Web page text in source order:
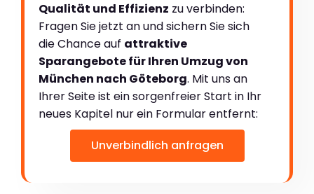
Qualität und Effizienz zu verbinden:
Fragen Sie jetzt an und sichern Sie sich
die Chance auf attraktive
Sparangebote für Ihren Umzug von
München nach Göteborg. Mit uns an
Ihrer Seite ist ein sorgenfreier Start in Ihr
neues Kapitel nur ein Formular entfernt:
Unverbindlich anfragen